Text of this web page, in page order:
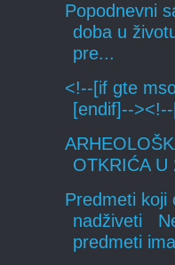
Popodnevni
doba u
pre...
<!--[if gte
[endif]--
OTKRIĆA U
Predmeti koji
nadživeti
predmeti